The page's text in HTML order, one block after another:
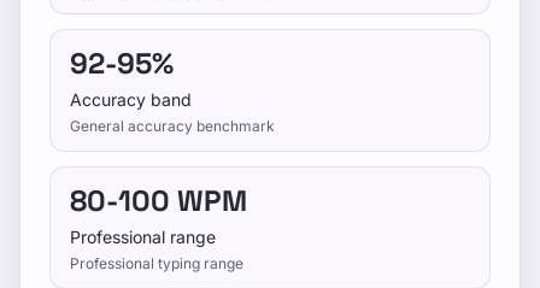
spelgerichte oefening die past bij school,
huiswerk en kantoorritmes.
Pick one clear goal for today, go slowly
enough to stay accurate, and re-check under
the same settings.
Doe een typesnelheidstest, volg gratis lessen
en oefen dagelijks om WPM en
nauwkeurigheid te verbeteren.
92-95%
Accuracy band
General accuracy benchmark
80-100 WPM
Professional range
Professional typing range